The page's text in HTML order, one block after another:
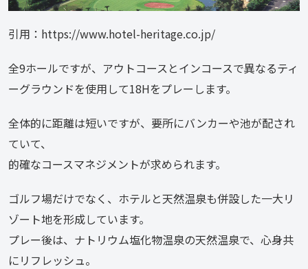
引用：https://www.hotel-heritage.co.jp/
全9ホールですが、アウトコースとインコースで異なるティ
ーグラウンドを使用して18Hをプレーします。
全体的に距離は短いですが、要所にバンカーや池が配され
ていて、
的確なコースマネジメントが求められます。
ゴルフ場だけでなく、ホテルと天然温泉も併設した一大リ
ゾート地を形成しています。
プレー後は、ナトリウム塩化物温泉の天然温泉で、心身共
にリフレッシュ。